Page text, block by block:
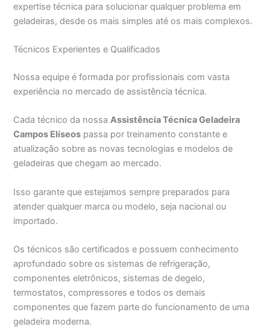
expertise técnica para solucionar qualquer problema em
geladeiras, desde os mais simples até os mais complexos.
Técnicos Experientes e Qualificados
Nossa equipe é formada por profissionais com vasta
experiência no mercado de assistência técnica.
Cada técnico da nossaAssistência Técnica Geladeira
Campos Elíseos passa por treinamento constante e
atualização sobre as novas tecnologias e modelos de
geladeiras que chegam ao mercado.
Isso garante que estejamos sempre preparados para
atender qualquer marca ou modelo, seja nacional ou
importado.
Os técnicos são certificados e possuem conhecimento
aprofundado sobre os sistemas de refrigeração,
componentes eletrônicos, sistemas de degelo,
termostatos, compressores e todos os demais
componentes que fazem parte do funcionamento de uma
geladeira moderna.